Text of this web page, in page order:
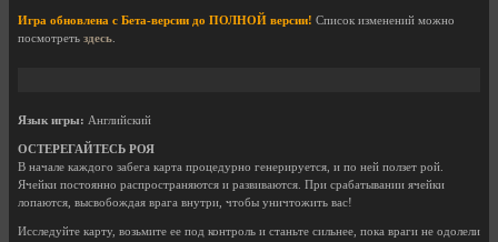
Игра обновлена с Бета-версии до ПОЛНОЙ версии! Список изменений можно
посмотреть здесь.
Язык игры: Английский
ОСТЕРЕГАЙТЕСЬ РОЯ
В начале каждого забега карта процедурно генерируется, и по ней ползет рой.
Ячейки постоянно распространяются и развиваются. При срабатывании ячейки
лопаются, высвобождая врага внутри, чтобы уничтожить вас!
Исследуйте карту, возьмите ее под контроль и станьте сильнее, пока враги не одолели